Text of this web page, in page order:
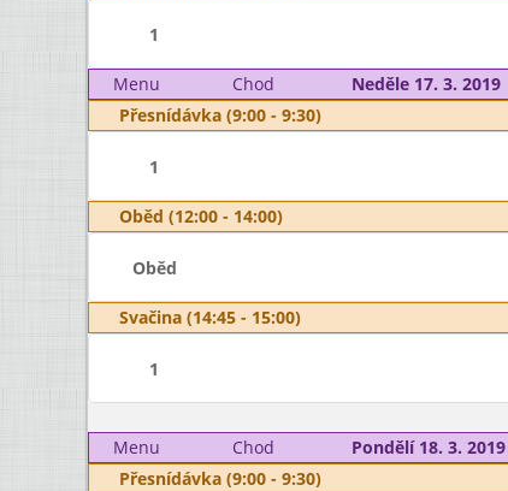
1
Menu Chod
Neděle 17. 3. 2019
Přesnídávka (9:00 - 9:30)
1
Oběd (12:00 - 14:00)
Oběd
Svačina (14:45 - 15:00)
1
Menu
Chod
Pondělí 18. 3. 2019
Přesnídávka (9:00 - 9:30)